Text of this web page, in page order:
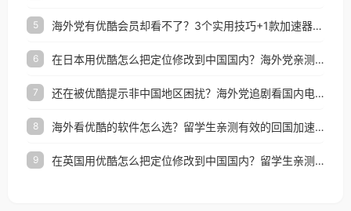
5 海外党有优酷会员却看不了？3个实用技巧+1款加速器解决追剧&金融APP难题
6 在日本用优酷怎么把定位修改到中国国内？海外党亲测有效的回国加速指南
7 还在被优酷提示非中国地区困扰？海外党追剧看国内电影的正确打开方式
8 海外看优酷的软件怎么选？留学生亲测有效的回国加速方案
9 在英国用优酷怎么把定位修改到中国国内？留学生亲测有效的回国加速方案